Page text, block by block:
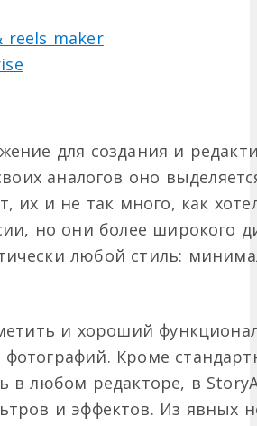
reels maker
для создания и
аналогов оно
их и не так много, как
но они более широкого
любой стиль:
и хороший
фотографий. Кроме
в любом редакторе, в
и эффектов. Из явных